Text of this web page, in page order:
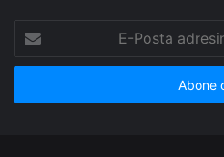
Posta
adresinizi